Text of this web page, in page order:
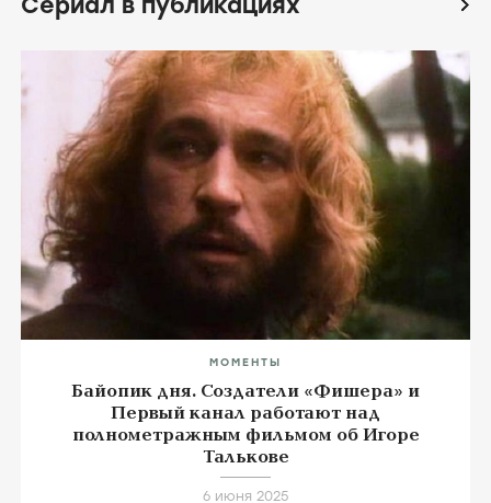
КОЛЛЕКЦИИ
сериалов
Сериал в публикациях